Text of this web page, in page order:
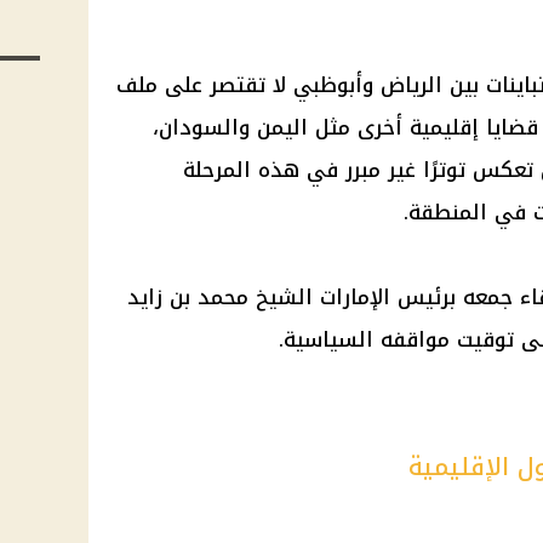
بين الرياض وأبوظبي لا تقتصر على ملف
إقليمية أخرى مثل اليمن والسودان،
تعكس توترًا غير مبرر في هذه المرحلة
في المنطقة.
جمعه برئيس الإمارات الشيخ محمد بن زايد
توقيت مواقفه السياسية.
الإقليمية